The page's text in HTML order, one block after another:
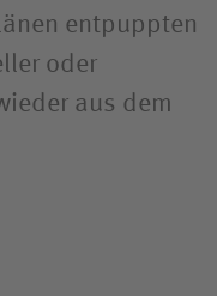
entpuppten
oder
aus dem